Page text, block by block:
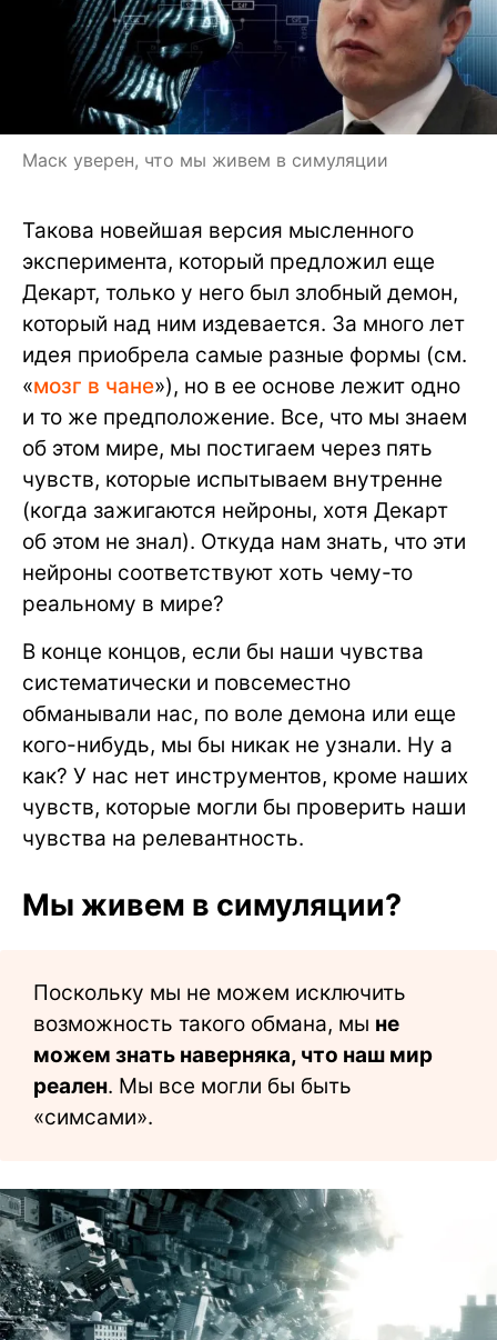
Маск уверен, что мы живем в симуляции
Такова новейшая версия мысленного
эксперимента, который предложил еще
Декарт, только у него был злобный демон,
который над ним издевается. За много лет
идея приобрела самые разные формы (см.
«мозг в чане»), но в ее основе лежит одно
и то же предположение. Все, что мы знаем
об этом мире, мы постигаем через пять
чувств, которые испытываем внутренне
(когда зажигаются нейроны, хотя Декарт
об этом не знал). Откуда нам знать, что эти
нейроны соответствуют хоть чему-то
реальному в мире?
В конце концов, если бы наши чувства
систематически и повсеместно
обманывали нас, по воле демона или еще
кого-нибудь, мы бы никак не узнали. Ну а
как? У нас нет инструментов, кроме наших
чувств, которые могли бы проверить наши
чувства на релевантность.
Мы живем в симуляции?
Поскольку мы не можем исключить
возможность такого обмана, мы не
можем знать наверняка, что наш мир
реален. Мы все могли бы быть
«симсами».